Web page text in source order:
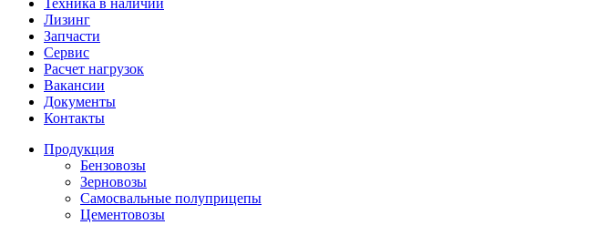
Лизинг
Запчасти
Сервис
Расчет нагрузок
Вакансии
Документы
Контакты
Продукция
Бензовозы
Зерновозы
Самосвальные полуприцепы
Цементовозы